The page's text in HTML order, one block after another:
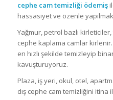
cephe cam temizliği ödemiş
hassasiyet ve özenle
Yağmur, petrol bazlı
cephe kaplama camlar
en hızlı şekilde temizleyip
kavuşturuyoruz.
Plaza, iş yeri, okul, otel,
dış cephe cam temizliğini itina